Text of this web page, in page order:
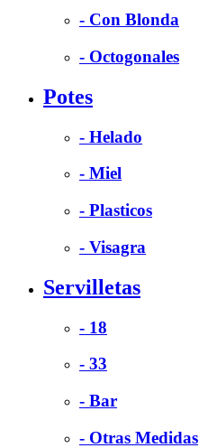
- Con Blonda
- Octogonales
Potes
- Helado
- Miel
- Plasticos
- Visagra
Servilletas
- 18
- 33
- Bar
- Otras Medidas